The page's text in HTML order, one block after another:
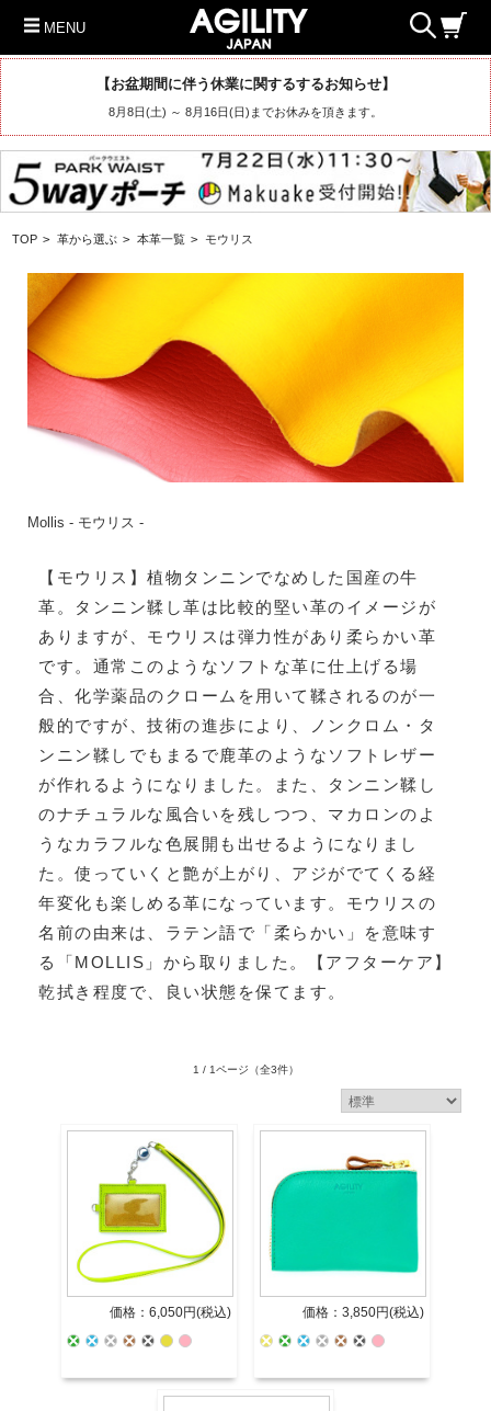
MENU
【お盆期間に伴う休業に関するするお知らせ】
8月8日(土) ～ 8月16日(日)までお休みを頂きます。
TOP > 革から選ぶ > 本革一覧 > モウリス
Mollis - モウリス -
【モウリス】植物タンニンでなめした国産の牛
革。タンニン鞣し革は比較的堅い革のイメージが
ありますが、モウリスは弾力性があり柔らかい革
です。通常このようなソフトな革に仕上げる場
合、化学薬品のクロームを用いて鞣されるのが一
般的ですが、技術の進歩により、ノンクロム・タ
ンニン鞣しでもまるで鹿革のようなソフトレザー
が作れるようになりました。また、タンニン鞣し
のナチュラルな風合いを残しつつ、マカロンのよ
うなカラフルな色展開も出せるようになりまし
た。使っていくと艶が上がり、アジがでてくる経
年変化も楽しめる革になっています。モウリスの
名前の由来は、ラテン語で「柔らかい」を意味す
る「MOLLIS」から取りました。【アフターケア】
乾拭き程度で、良い状態を保てます。
1 / 1ページ （全3件）
価格：6,050円(税込) 価格：3,850円(税込)